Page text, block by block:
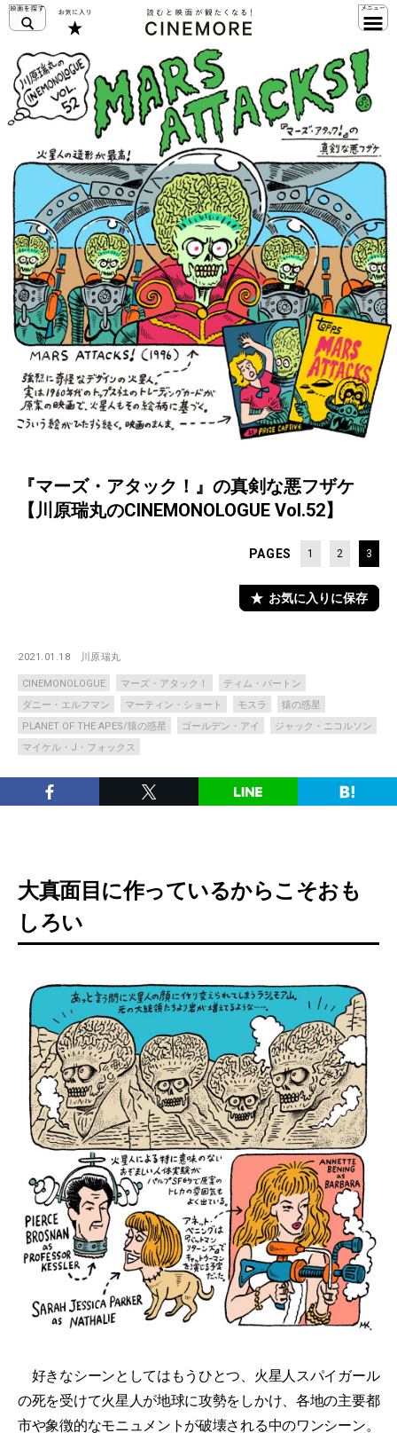
『マーズ・アタック！』の真剣な悪フザケ
【川原瑞丸のCINEMONOLOGUE Vol.52】
PAGES 1 2 3
お気に入りに保存
2021.01.18 川原瑞丸
CINEMONOLOGUE マーズ・アタック！
ティム・バートン
ダニー・エルフマン
マーティン・ショート モスラ
猿の惑星
PLANET OF THE APES/猿の惑星
ゴールデン・アイ
ジャック・ニコルソン
マイケル・J・フォックス
大真面目に作っているからこそおも
しろい
好きなシーンとしてはもうひとつ、火星人スパイガール
の死を受けて火星人が地球に攻勢をしかけ、各地の主要都
市や象徴的なモニュメントが破壊される中のワンシーン。